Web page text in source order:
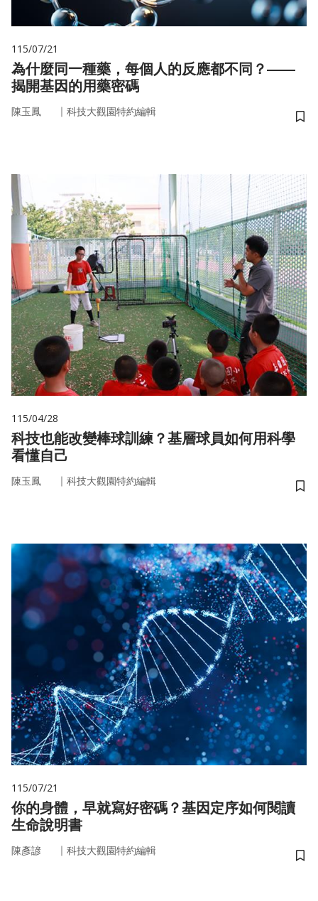
115/07/21
為什麼同一種藥，每個人的反應都不同？——
揭開基因的用藥密碼
陳玉鳳 ｜ 科技大觀園特約編輯
儲
115/04/28
科技也能改變棒球訓練？基層球員如何用科學
看懂自己
陳玉鳳 ｜ 科技大觀園特約編輯
儲
115/07/21
你的身體，早就寫好密碼？基因定序如何閱讀
生命說明書
陳彥諺 ｜ 科技大觀園特約編輯
儲